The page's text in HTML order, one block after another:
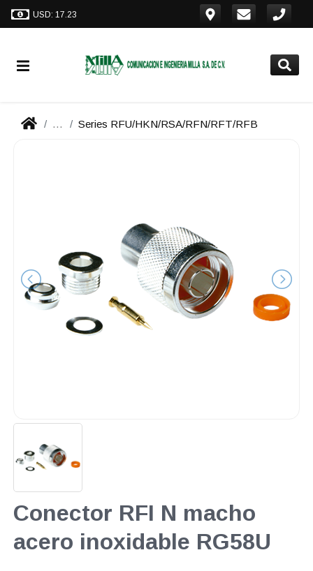
USD: 17.23
... Series RFU/HKN/RSA/RFN/RFT/RFB
Conector RFI N macho
acero inoxidable RG58U